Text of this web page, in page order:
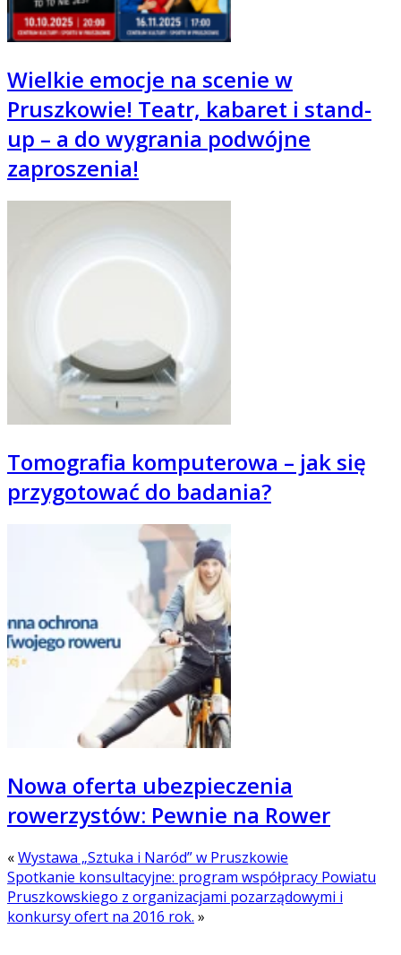
Wielkie emocje na scenie w
Pruszkowie! Teatr, kabaret i stand-
up – a do wygrania podwójne
zaproszenia!
Tomografia komputerowa – jak się
przygotować do badania?
Nowa oferta ubezpieczenia
rowerzystów: Pewnie na Rower
«Wystawa „Sztuka i Naród” w Pruszkowie
Spotkanie konsultacyjne: program współpracy Powiatu
Pruszkowskiego z organizacjami pozarządowymi i
konkursy ofert na 2016 rok. »